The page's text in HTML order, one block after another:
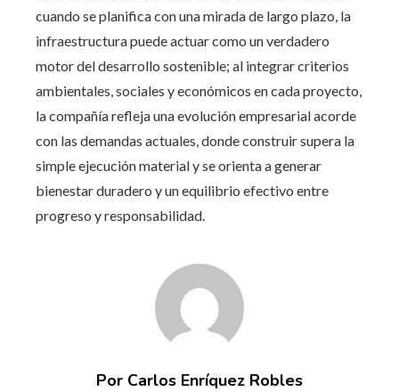
cuando se planifica con una mirada de largo plazo, la
infraestructura puede actuar como un verdadero
motor del desarrollo sostenible; al integrar criterios
ambientales, sociales y económicos en cada proyecto,
la compañía refleja una evolución empresarial acorde
con las demandas actuales, donde construir supera la
simple ejecución material y se orienta a generar
bienestar duradero y un equilibrio efectivo entre
progreso y responsabilidad.
Por Carlos Enríquez Robles